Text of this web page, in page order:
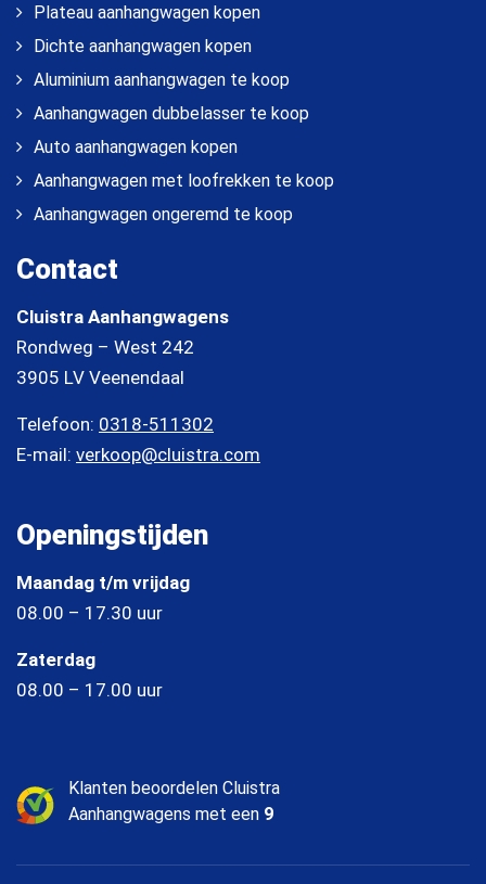
Plateau aanhangwagen kopen
Dichte aanhangwagen kopen
Aluminium aanhangwagen te koop
Aanhangwagen dubbelasser te koop
Auto aanhangwagen kopen
Aanhangwagen met loofrekken te koop
Aanhangwagen ongeremd te koop
Contact
Cluistra Aanhangwagens
Rondweg – West 242
3905 LV Veenendaal
Telefoon: 0318-511302
E-mail: verkoop@cluistra.com
Openingstijden
Maandag t/m vrijdag
08.00 – 17.30 uur
Zaterdag
08.00 – 17.00 uur
Klanten beoordelen Cluistra
Aanhangwagens met een 9